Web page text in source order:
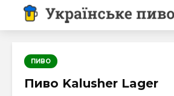
ПИВО
Пиво Kalusher Lager